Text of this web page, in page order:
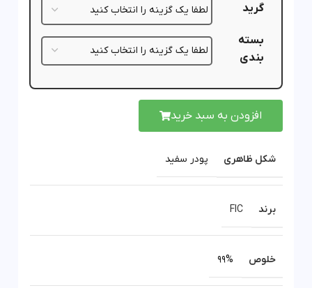
گرید
بسته
بندی
افزودن به سبد خرید
شکل ظاهری پودر سفید
برند FIC
خلوص 99%